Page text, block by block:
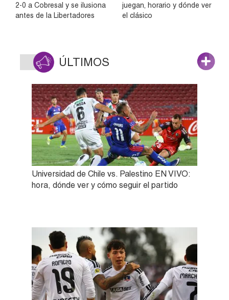
2-0 a Cobresal y se ilusiona
antes de la Libertadores
juegan, horario y dónde ver
el clásico
ÚLTIMOS
Universidad de Chile vs. Palestino EN VIVO:
hora, dónde ver y cómo seguir el partido